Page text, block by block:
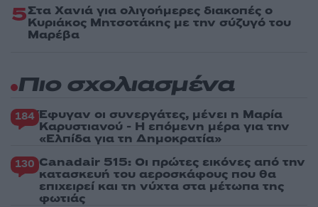
5Στα Χανιά για ολιγοήμερες διακοπές ο
Κυριάκος Μητσοτάκης με την σύζυγό του
Μαρέβα
Πιο σχολιασμένα
184 Έφυγαν οι συνεργάτες, μένει η Μαρία
Καρυστιανού - Η επόμενη μέρα για την
«Ελπίδα για τη Δημοκρατία»
130 Canadair 515: Οι πρώτες εικόνες από την
κατασκευή του αεροσκάφους που θα
επιχειρεί και τη νύχτα στα μέτωπα της
φωτιάς